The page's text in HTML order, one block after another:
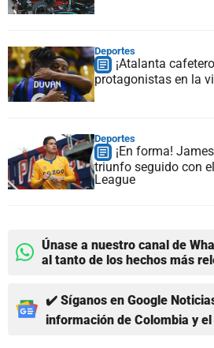
Deportes
¡Atalanta
protagonistas en la
Deportes
¡En forma!
triunfo seguido con
League
Únase a nuestro canal de
al tanto de los hechos más
✔️ Síganos en Google
información de Colombia y